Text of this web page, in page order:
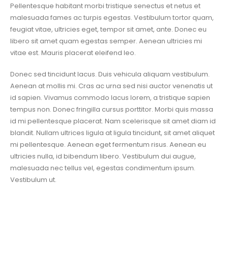
Pellentesque habitant morbi tristique senectus et netus et
malesuada fames ac turpis egestas. Vestibulum tortor quam,
feugiat vitae, ultricies eget, tempor sit amet, ante. Donec eu
libero sit amet quam egestas semper. Aenean ultricies mi
vitae est. Mauris placerat eleifend leo.
Donec sed tincidunt lacus. Duis vehicula aliquam vestibulum.
Aenean at mollis mi. Cras ac urna sed nisi auctor venenatis ut
id sapien. Vivamus commodo lacus lorem, a tristique sapien
tempus non. Donec fringilla cursus porttitor. Morbi quis massa
id mi pellentesque placerat. Nam scelerisque sit amet diam id
blandit. Nullam ultrices ligula at ligula tincidunt, sit amet aliquet
mi pellentesque. Aenean eget fermentum risus. Aenean eu
ultricies nulla, id bibendum libero. Vestibulum dui augue,
malesuada nec tellus vel, egestas condimentum ipsum.
Vestibulum ut.